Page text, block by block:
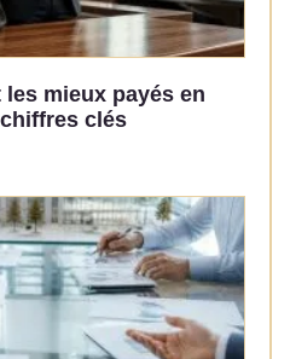
mieux payés en
clés